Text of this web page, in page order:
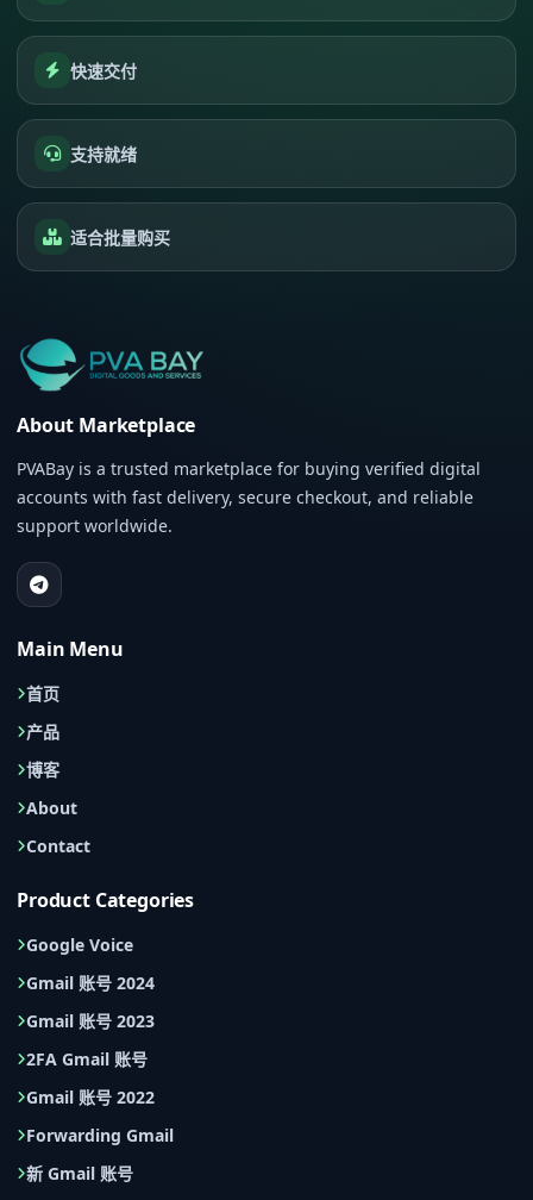
快速交付
支持就绪
适合批量购买
About Marketplace
PVABay is a trusted marketplace for buying verified digital
accounts with fast delivery, secure checkout, and reliable
support worldwide.
Main Menu
首页
产品
博客
About
Contact
Product Categories
Google Voice
Gmail 账号 2024
Gmail 账号 2023
2FA Gmail 账号
Gmail 账号 2022
Forwarding Gmail
新 Gmail 账号